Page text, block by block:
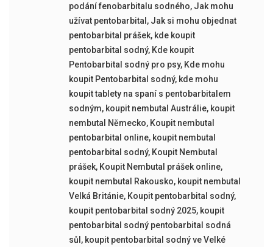
podání fenobarbitalu sodného, Jak mohu
užívat pentobarbital , Jak si mohu objednat
pentobarbital prášek, kde koupit
pentobarbital sodný, Kde koupit
Pentobarbital sodný pro psy, Kde mohu
koupit Pentobarbital sodný, kde mohu
koupit tablety na spaní s pentobarbitalem
sodným, koupit nembutal Austrálie, koupit
nembutal Německo, Koupit nembutal
pentobarbital online, koupit nembutal
pentobarbital sodný, Koupit Nembutal
prášek, Koupit Nembutal prášek online,
koupit nembutal Rakousko, koupit nembutal
Velká Británie, Koupit pentobarbital sodný,
koupit pentobarbital sodný 2025, koupit
pentobarbital sodný pentobarbital sodná
sůl , koupit pentobarbital sodný ve Velké